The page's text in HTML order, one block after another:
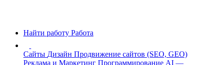
Найти работу Работа
Сайты Дизайн Продвижение сайтов (SEO, GEO)
Реклама и Маркетинг Программирование AI —